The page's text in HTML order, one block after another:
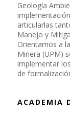
Geología
articularlas
Manejo y
Orientamos a
Minera (UPM)
implementar
de
ACADEMIA